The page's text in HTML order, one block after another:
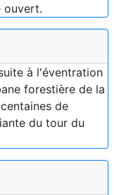
ouvert.
à l'éventration
forestière de la
de
du tour du